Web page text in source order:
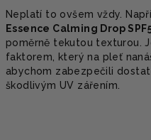
Neplatí to ovšem vždy.
Essence Calming Drop
poměrně tekutou texturou.
faktorem, který na pleť
abychom zabezpečili
škodlivým UV zářením.